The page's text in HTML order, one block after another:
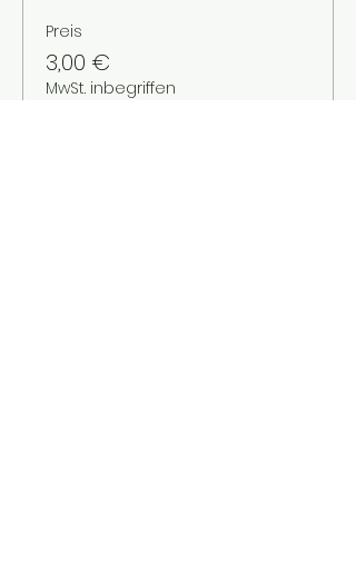
Preis
3,00 €
MwSt. inbegriffen